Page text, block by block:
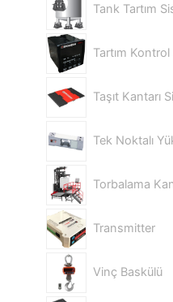
Tank Tartım
Tartım
Taşıt Kantarı
Tek Noktalı
Torbalama
Transmitter
Vinç Baskülü